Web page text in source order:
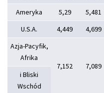
Ameryka
5,29 5,481
U.S.A.
4,449 4,699
Azja-Pacyfik,
Afrika
7,152
7,089
i Bliski
Wschód